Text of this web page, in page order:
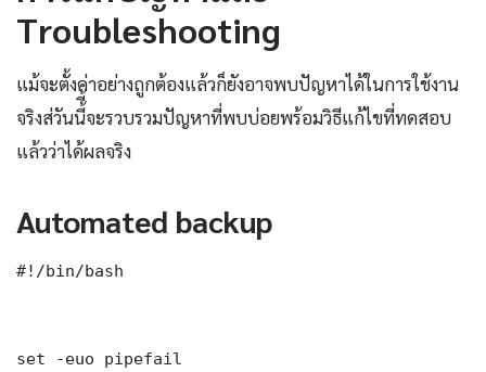
Troubleshooting
แม้จะตั้งค่าอย่างถูกต้องแล้วก็ยังอาจพบปัญหาได้ในการใช้งาน
จริงส่วันนี้ี้จะรวบรวมปัญหาที่พบบ่อยพร้อมวิธีแก้ไขที่ทดสอบ
แล้วว่าได้ผลจริง
Automated backup
#!/bin/bash
set -euo pipefail